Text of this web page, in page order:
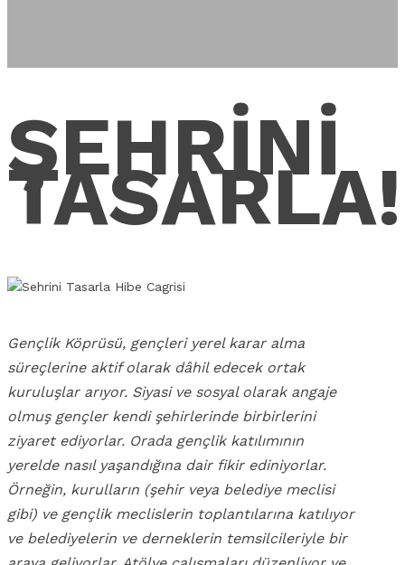
ŞEHRİNİ
TASARLA!
Gençlik Köprüsü, gençleri yerel karar alma
süreçlerine aktif olarak dâhil edecek ortak
kuruluşlar arıyor. Siyasi ve sosyal olarak angaje
olmuş gençler kendi şehirlerinde birbirlerini
ziyaret ediyorlar. Orada gençlik katılımının
yerelde nasıl yaşandığına dair fikir ediniyorlar.
Örneğin, kurulların (şehir veya belediye meclisi
gibi) ve gençlik meclislerin toplantılarına katılıyor
ve belediyelerin ve derneklerin temsilcileriyle bir